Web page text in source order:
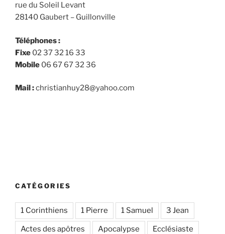
rue du Soleil Levant
28140 Gaubert – Guillonville
Téléphones :
Fixe 02 37 32 16 33
Mobile 06 67 67 32 36
Mail :christianhuy28@yahoo.com
CATÉGORIES
1 Corinthiens 1 Pierre 1 Samuel 3 Jean
Actes des apôtres Apocalypse Ecclésiaste